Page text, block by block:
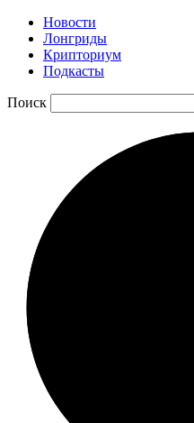
Новости
Лонгриды
Крипториум
Подкасты
Поиск